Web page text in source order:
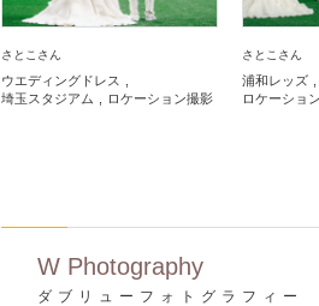
さとこさん
ウエディングドレス
埼玉スタジアム
ロケーション撮影
さとこさん
浦和レッズ
ロケーショ
W Photography
ダブリューフォトグラフィー